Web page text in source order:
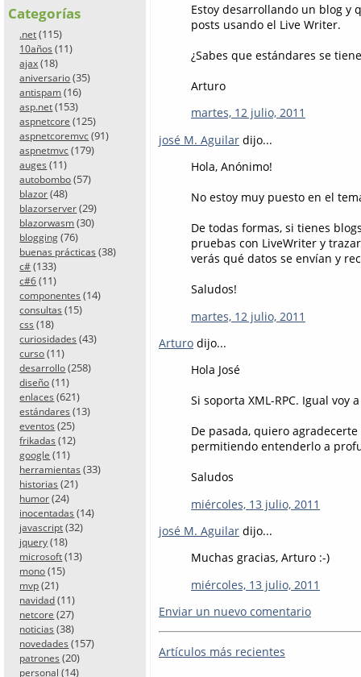
Categorías
.net (115)
10años (11)
ajax (18)
aniversario (35)
antispam (16)
asp.net (153)
aspnetcore (125)
aspnetcoremvc (91)
aspnetmvc (179)
auges (11)
autobombo (57)
blazor (48)
blazorserver (29)
blazorwasm (30)
blogging (76)
buenas prácticas (38)
c# (133)
c#6 (11)
componentes (14)
consultas (15)
css (18)
curiosidades (43)
curso (11)
desarrollo (258)
diseño (11)
enlaces (621)
estándares (13)
eventos (25)
frikadas (12)
google (11)
herramientas (33)
historias (21)
humor (24)
inocentadas (14)
javascript (32)
jquery (18)
microsoft (13)
mono (15)
mvp (21)
navidad (11)
netcore (27)
noticias (38)
novedades (157)
patrones (20)
personal (14)
Estoy desarrollando un blog y
posts usando el Live Writer.
¿Sabes que estándares se
Arturo
martes, 12 julio, 2011
josé M. Aguilar dijo...
Hola, Anónimo!
No estoy muy puesto en el
De todas formas, si tienes
pruebas con LiveWriter y
verás qué datos se envían y
Saludos!
martes, 12 julio, 2011
Arturo dijo...
Hola José
Si soporta XML-RPC. Igual
De pasada, quiero
permitiendo entenderlo a
Saludos
miércoles, 13 julio, 2011
josé M. Aguilar dijo...
Muchas gracias, Arturo :-)
miércoles, 13 julio, 2011
Enviar un nuevo comentario
Artículos más recientes